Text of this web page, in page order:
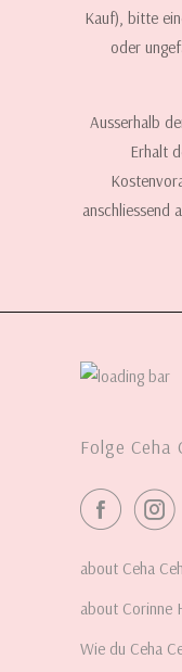
Kauf), bitte
oder
Ausserhalb
Erhalt
anschliessend
Folge Ceha
about Ceha
about Corinne
Wie du Ceha